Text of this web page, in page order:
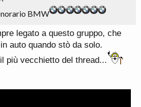
BMW
legato a questo gruppo, che
auto quando stò da solo.
più vecchietto del thread...